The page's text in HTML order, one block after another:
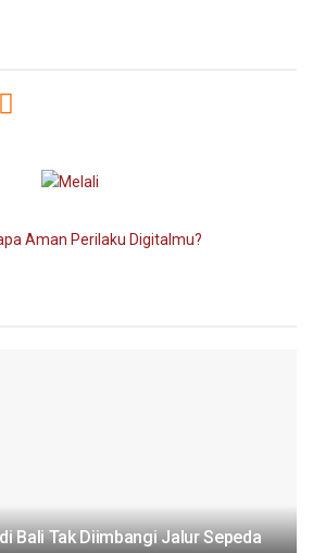
Bali Tak Diimbangi Jalur Sepeda